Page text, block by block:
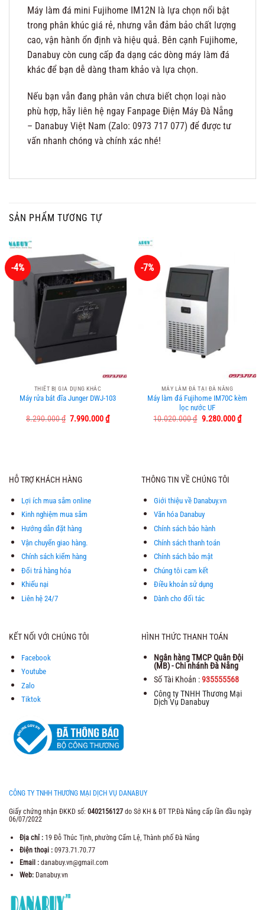
Máy làm đá mini Fujihome IM12N là lựa chọn nổi bật
trong phân khúc giá rẻ, nhưng vẫn đảm bảo chất lượng
cao, vận hành ổn định và hiệu quả. Bên cạnh Fujihome,
Danabuy còn cung cấp đa dạng các dòng máy làm đá
khác để bạn dễ dàng tham khảo và lựa chọn.
Nếu bạn vẫn đang phân vân chưa biết chọn loại nào
phù hợp, hãy liên hệ ngay Fanpage Điện Máy Đà Nẵng
– Danabuy Việt Nam (Zalo: 0973 717 077) để được tư
vấn nhanh chóng và chính xác nhé!
SẢN PHẨM TƯƠNG TỰ
-4%
THIẾT BỊ GIA DỤNG KHÁC
Máy rửa bát đĩa Junger DWJ-103
8.290.000₫ Giá
7.990.000₫Giá
hiện
-7%
MÁY LÀM ĐÁ TẠI ĐÀ NẴNG
Máy làm đá Fujihome IM70C kèm
lọc nước UF
10.020.000₫ Giá
9.280.000₫Giá
hiện
HỖ TRỢ KHÁCH HÀNG
Lợi ích mua sắm online
Kinh nghiệm mua sắm
Hướng dẫn đặt hàng
Vận chuyển giao hàng.
Chính sách kiểm hàng
Đổi trả hàng hóa
Khiếu nại
Liên hệ 24/7
THÔNG TIN VỀ CHÚNG TÔI
Giới thiệu về Danabuy.vn
Văn hóa Danabuy
Chính sách bảo hành
Chính sách thanh toán
Chính sách bảo mật
Chúng tôi cam kết
Điều khoản sử dụng
Dành cho đối tác
KẾT NỐI VỚI CHÚNG TÔI
Facebook
Youtube
Zalo
Tiktok
HÌNH THỨC THANH TOÁN
Ngân hàng TMCP Quân Đội
(MB) - Chi nhánh Đà Nẵng
Số Tài Khoản :935555568
Công ty TNHH Thương Mại
Dịch Vụ Danabuy
CÔNG TY TNHH THƯƠNG MẠI DỊCH VỤ DANABUY
Giấy chứng nhận ĐKKD số: 0402156127 do Sở KH & ĐT TP.Đà Nẵng cấp lần đầu ngày
06/07/2022
Địa chỉ :19 Đỗ Thúc Tịnh, phường Cẩm Lệ, Thành phố Đà Nẵng
Điện thoại :0973.71.70.77
Email : danabuy.vn@gmail.com
Web: Danabuy.vn